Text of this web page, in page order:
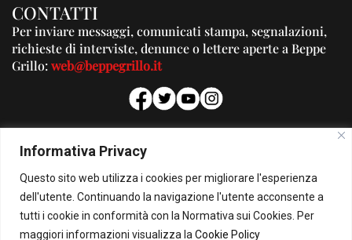
Informativa Privacy
Questo sito web utilizza i cookies per migliorare l'esperienza
dell'utente. Continuando la navigazione l'utente acconsente a
tutti i cookie in conformità con la Normativa sui Cookies. Per
maggiori informazioni visualizza la Cookie Policy
CONTATTI
Per inviare messaggi, comunicati stampa, segnalazioni,
richieste di interviste, denunce o lettere aperte a Beppe
Grillo:web@beppegrillo.it
PUBBLICITA'
Per la tua pubblicità su questo Blog:
pubblicita@beppegrillo.it